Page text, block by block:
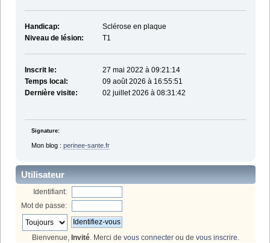
Handicap:
Sclérose en plaque
Niveau de lésion:
T1
Inscrit le:
27 mai 2022 à 09:21:14
Temps local:
09 août 2026 à 16:55:51
Dernière visite:
02 juillet 2026 à 08:31:42
Signature:
Mon blog : perinee-sante.fr
Utilisateur
Identifiant:
Mot de passe:
Bienvenue, Invité. Merci de vous connecter ou de vous inscrire.